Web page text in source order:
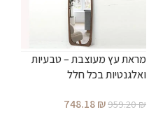
מראת עץ מעוצבת – טבעיות
ואלגנטיות בכל חלל
959.20₪
748.18₪